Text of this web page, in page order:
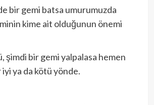
bir gemi batsa umurumuzda
kime ait olduğunun önemi
şimdi bir gemi yalpalasa hemen
iyi ya da kötü yönde.